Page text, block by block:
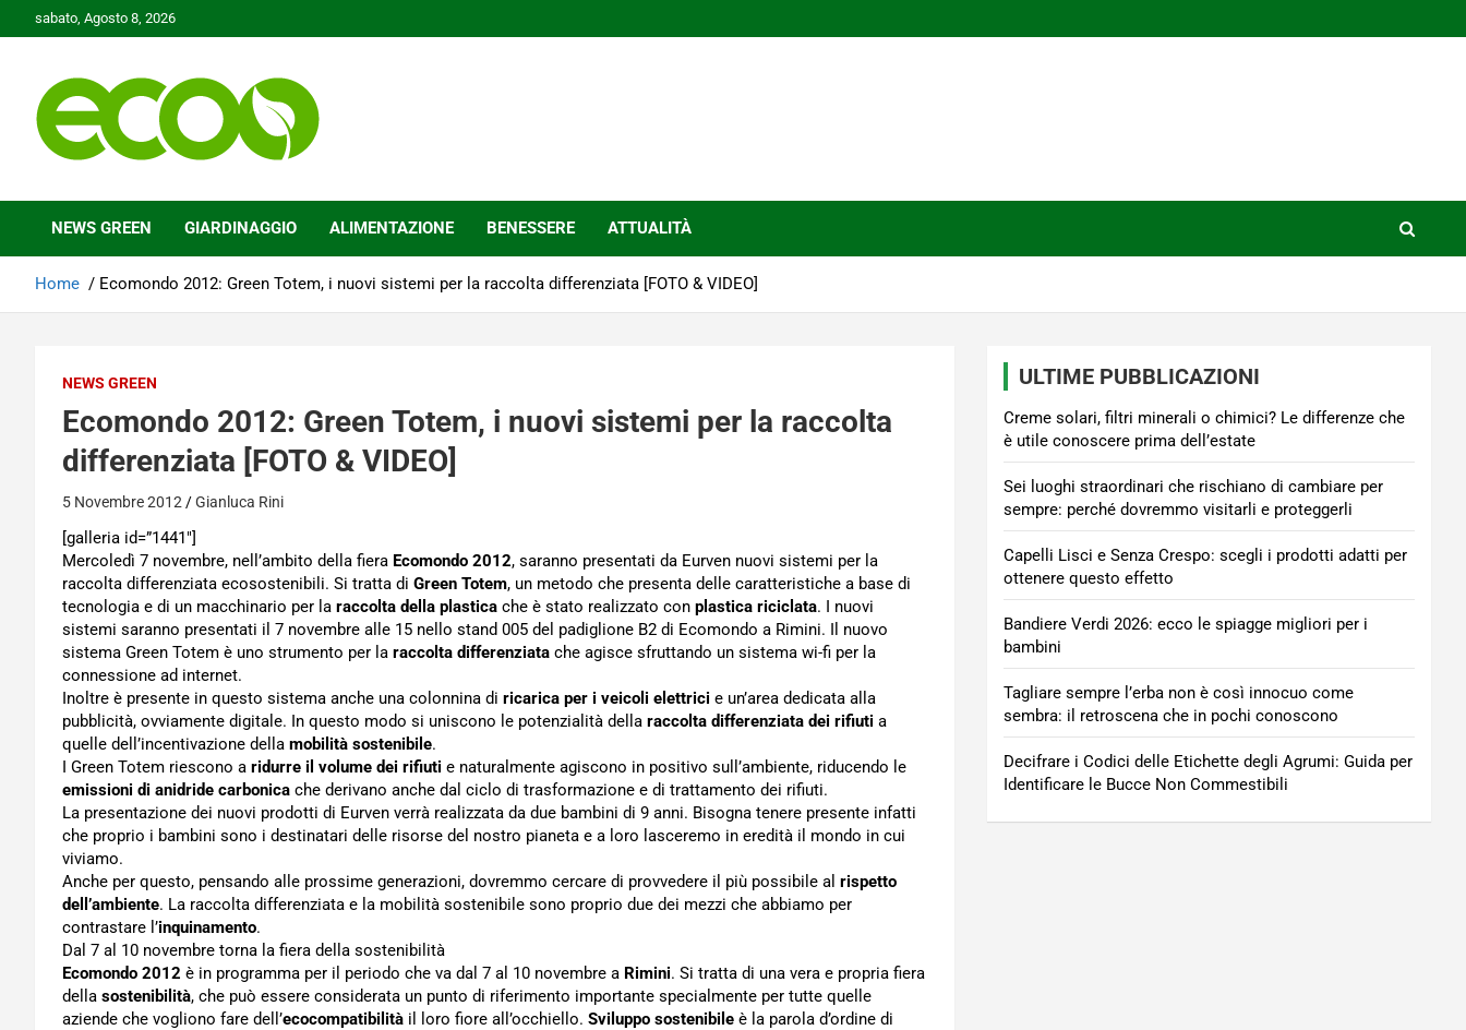
to
sabato, Agosto 8, 2026
Ecoo.it
NEWS GREEN GIARDINAGGIO ALIMENTAZIONE BENESSERE ATTUALITÀ
Home Ecomondo 2012: Green Totem, i nuovi sistemi per la raccolta differenziata [FOTO & VIDEO]
NEWS GREEN
Ecomondo 2012: Green Totem, i nuovi sistemi per la raccolta
differenziata [FOTO & VIDEO]
5 Novembre 2012 Gianluca Rini
[galleria id=”1441″]
Mercoledì 7 novembre, nell’ambito della fiera Ecomondo 2012, saranno presentati da Eurven nuovi sistemi per la
raccolta differenziata ecosostenibili. Si tratta di Green Totem, un metodo che presenta delle caratteristiche a base di
tecnologia e di un macchinario per la raccolta della plastica che è stato realizzato con plastica riciclata. I nuovi
sistemi saranno presentati il 7 novembre alle 15 nello stand 005 del padiglione B2 di Ecomondo a Rimini. Il nuovo
sistema Green Totem è uno strumento per la raccolta differenziata che agisce sfruttando un sistema wi-fi per la
connessione ad internet.
Inoltre è presente in questo sistema anche una colonnina di ricarica per i veicoli elettrici e un’area dedicata alla
pubblicità, ovviamente digitale. In questo modo si uniscono le potenzialità della raccolta differenziata dei rifiuti a
quelle dell’incentivazione della mobilità sostenibile.
I Green Totem riescono a ridurre il volume dei rifiuti e naturalmente agiscono in positivo sull’ambiente, riducendo le
emissioni di anidride carbonica che derivano anche dal ciclo di trasformazione e di trattamento dei rifiuti.
La presentazione dei nuovi prodotti di Eurven verrà realizzata da due bambini di 9 anni. Bisogna tenere presente infatti
che proprio i bambini sono i destinatari delle risorse del nostro pianeta e a loro lasceremo in eredità il mondo in cui
viviamo.
Anche per questo, pensando alle prossime generazioni, dovremmo cercare di provvedere il più possibile al rispetto
dell’ambiente. La raccolta differenziata e la mobilità sostenibile sono proprio due dei mezzi che abbiamo per
contrastare l’inquinamento.
Dal 7 al 10 novembre torna la fiera della sostenibilità
Ecomondo 2012 è in programma per il periodo che va dal 7 al 10 novembre a Rimini. Si tratta di una vera e propria fiera
della sostenibilità, che può essere considerata un punto di riferimento importante specialmente per tutte quelle
aziende che vogliono fare dell’ecocompatibilità il loro fiore all’occhiello. Sviluppo sostenibile è la parola d’ordine di
ULTIME PUBBLICAZIONI
Creme solari, filtri minerali o chimici? Le differenze che
è utile conoscere prima dell’estate
Sei luoghi straordinari che rischiano di cambiare per
sempre: perché dovremmo visitarli e proteggerli
Capelli Lisci e Senza Crespo: scegli i prodotti adatti per
ottenere questo effetto
Bandiere Verdi 2026: ecco le spiagge migliori per i
bambini
Tagliare sempre l’erba non è così innocuo come
sembra: il retroscena che in pochi conoscono
Decifrare i Codici delle Etichette degli Agrumi: Guida per
Identificare le Bucce Non Commestibili